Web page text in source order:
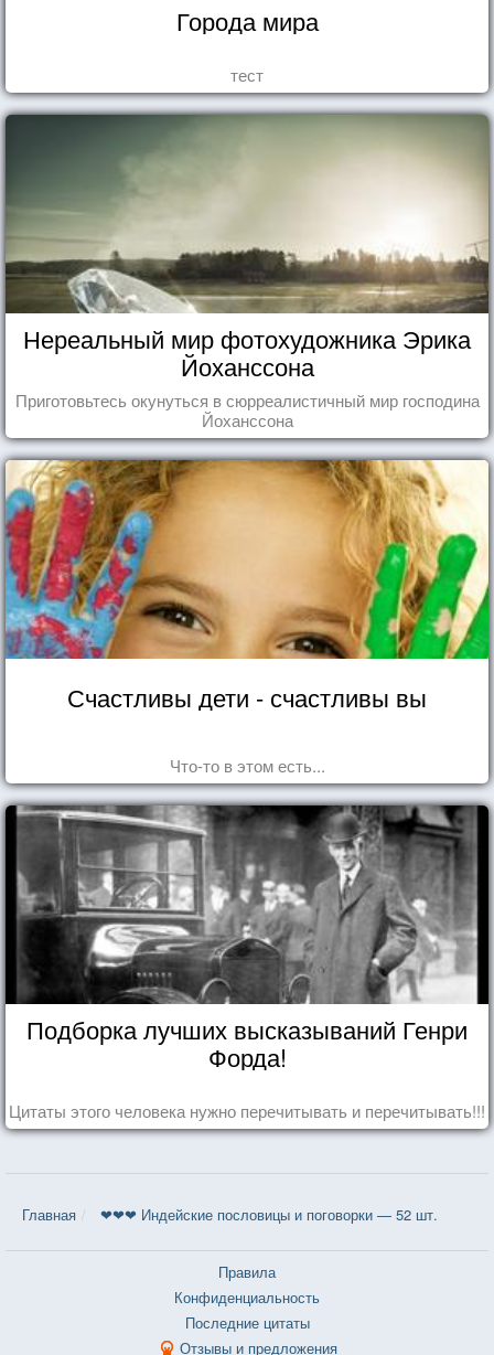
Города мира
тест
Нереальный мир фотохудожника Эрика
Йоханссона
Приготовьтесь окунуться в сюрреалистичный мир господина
Йоханссона
Счастливы дети - счастливы вы
Что-то в этом есть...
Подборка лучших высказываний Генри
Форда!
Цитаты этого человека нужно перечитывать и перечитывать!!!
Главная ❤❤❤ Индейские пословицы и поговорки — 52 шт.
Правила
Конфиденциальность
Последние цитаты
Отзывы и предложения